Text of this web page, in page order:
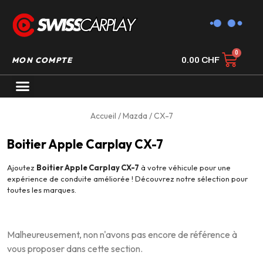
MON COMPTE 0.00 CHF
Accueil /Mazda / CX-7
Boitier Apple Carplay CX-7
Ajoutez Boitier Apple Carplay CX-7 à votre véhicule pour une
expérience de conduite améliorée ! Découvrez notre sélection pour
toutes les marques.
Malheureusement, non n'avons pas encore de référence à
vous proposer dans cette section.